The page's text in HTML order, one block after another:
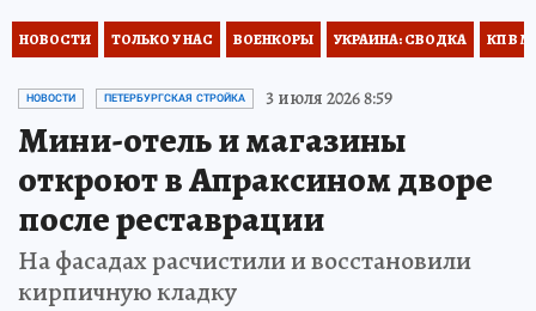
НОВОСТИ ТОЛЬКО У НАС ВОЕНКОРЫ УКРАИНА: СВОДКА КП В
НОВОСТИ ПЕТЕРБУРГСКАЯ СТРОЙКА 3 июля 2026 8:59
Мини-отель и магазины
откроют в Апраксином дворе
после реставрации
На фасадах расчистили и восстановили
кирпичную кладку